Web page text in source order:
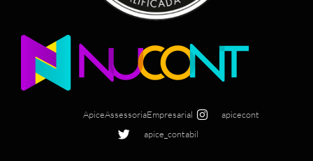
ApiceAssessoriaEmpresarial
apicecont
apice_contabil